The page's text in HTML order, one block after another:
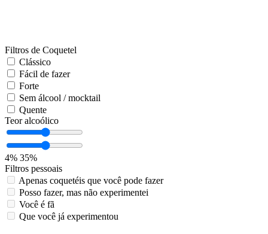
Filtros de Coquetel
Clássico
Fácil de fazer
Forte
Sem álcool / mocktail
Quente
Teor alcoólico
4% 35%
Filtros pessoais
Apenas coquetéis que você pode fazer
Posso fazer, mas não experimentei
Você é fã
Que você já experimentou